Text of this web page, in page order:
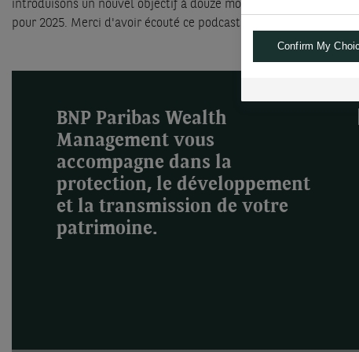
introduisons un nouvel objectif à douze mois pour argent
pour 2025. Merci d'avoir écouté ce podcast de BNP Paribas
BNP Paribas Wealth
Management vous
accompagne dans la
protection, le développement
et la transmission de votre
patrimoine.
Confirm My